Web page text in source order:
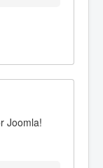
Joomla!